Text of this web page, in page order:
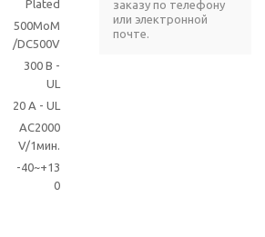
Plated
500MoM
/DC500V
300 В -
UL
20 A - UL
AC2000
V/1мин.
-40~+13
0
заказу по телефону
или электронной
почте.